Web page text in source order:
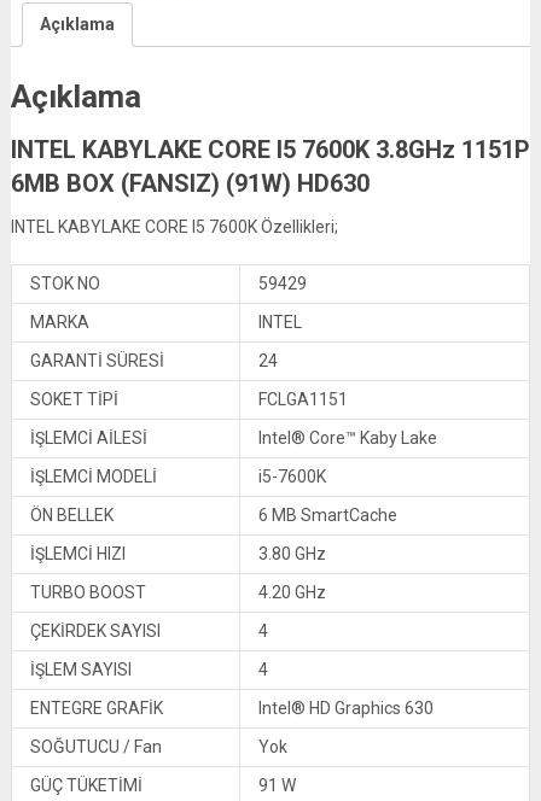
Açıklama
Açıklama
INTEL KABYLAKE CORE I5 7600K 3.8GHz 1151P
6MB BOX (FANSIZ) (91W) HD630
INTEL KABYLAKE CORE I5 7600K Özellikleri;
STOK NO
59429
MARKA
INTEL
GARANTİ SÜRESİ
24
SOKET TİPİ
FCLGA1151
İŞLEMCİ AİLESİ
Intel® Core™ Kaby Lake
İŞLEMCİ MODELİ
i5-7600K
ÖN BELLEK
6 MB SmartCache
İŞLEMCİ HIZI
3.80 GHz
TURBO BOOST
4.20 GHz
ÇEKİRDEK SAYISI
4
İŞLEM SAYISI
4
ENTEGRE GRAFİK
Intel® HD Graphics 630
SOĞUTUCU / Fan
Yok
GÜÇ TÜKETİMİ
91 W